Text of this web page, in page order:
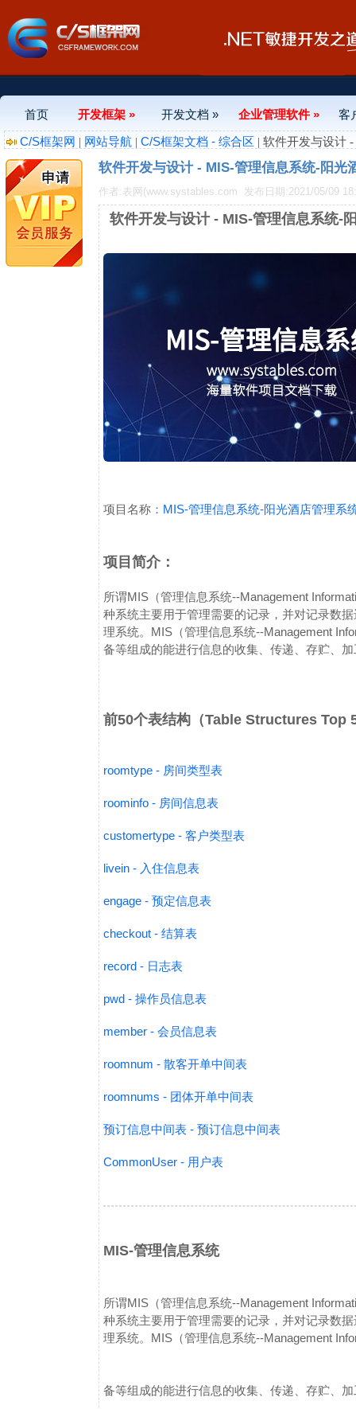
首页 开发框架 » 开发文档 » 企业管理软件 »
客
C/S框架网 | 网站导航 | C/S框架文档 - 综合区 | 软件开发与设计
软件开发与设计 - MIS-管理信息系统-阳光
作者:表网(www.systables.com 发布日期:2021/05/09
软件开发与设计 - MIS-管理信息系统-
项目名称： MIS-管理信息系统-阳光酒店管理系
项目简介：
所谓MIS（管理信息系统--Management
种系统主要用于管理需要的记录，并对记录数
理系统。MIS（管理信息系统--Management
备等组成的能进行信息的收集、传递、存贮、
前50个表结构（Table Structures Top
roomtype - 房间类型表
roominfo - 房间信息表
customertype - 客户类型表
livein - 入住信息表
engage - 预定信息表
checkout - 结算表
record - 日志表
pwd - 操作员信息表
member - 会员信息表
roomnum - 散客开单中间表
roomnums - 团体开单中间表
预订信息中间表 - 预订信息中间表
CommonUser - 用户表
MIS-管理信息系统
所谓MIS（管理信息系统--Management
种系统主要用于管理需要的记录，并对记录数
理系统。 MIS（管理信息系统--Management
备等组成的能进行信息的收集、传递、存贮、